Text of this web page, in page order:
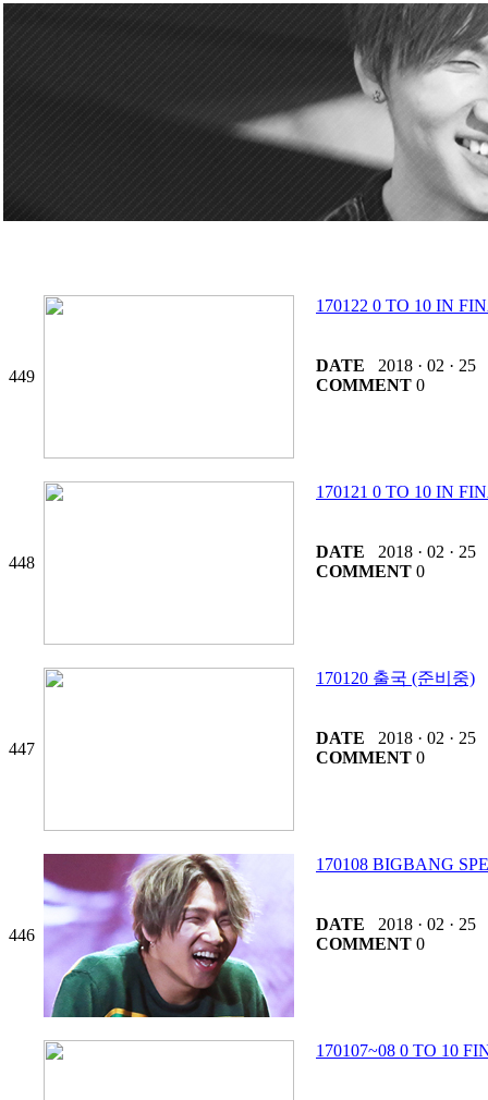
449
170122 0 TO 10 IN
DATE 2018 · 02 · 25
COMMENT 0
448
170121 0 TO 10 IN
DATE 2018 · 02 · 25
COMMENT 0
447
170120 출국 (준비중)
DATE 2018 · 02 · 25
COMMENT 0
446
170108 BIGBANG
DATE 2018 · 02 · 25
COMMENT 0
170107~08 0 TO 10